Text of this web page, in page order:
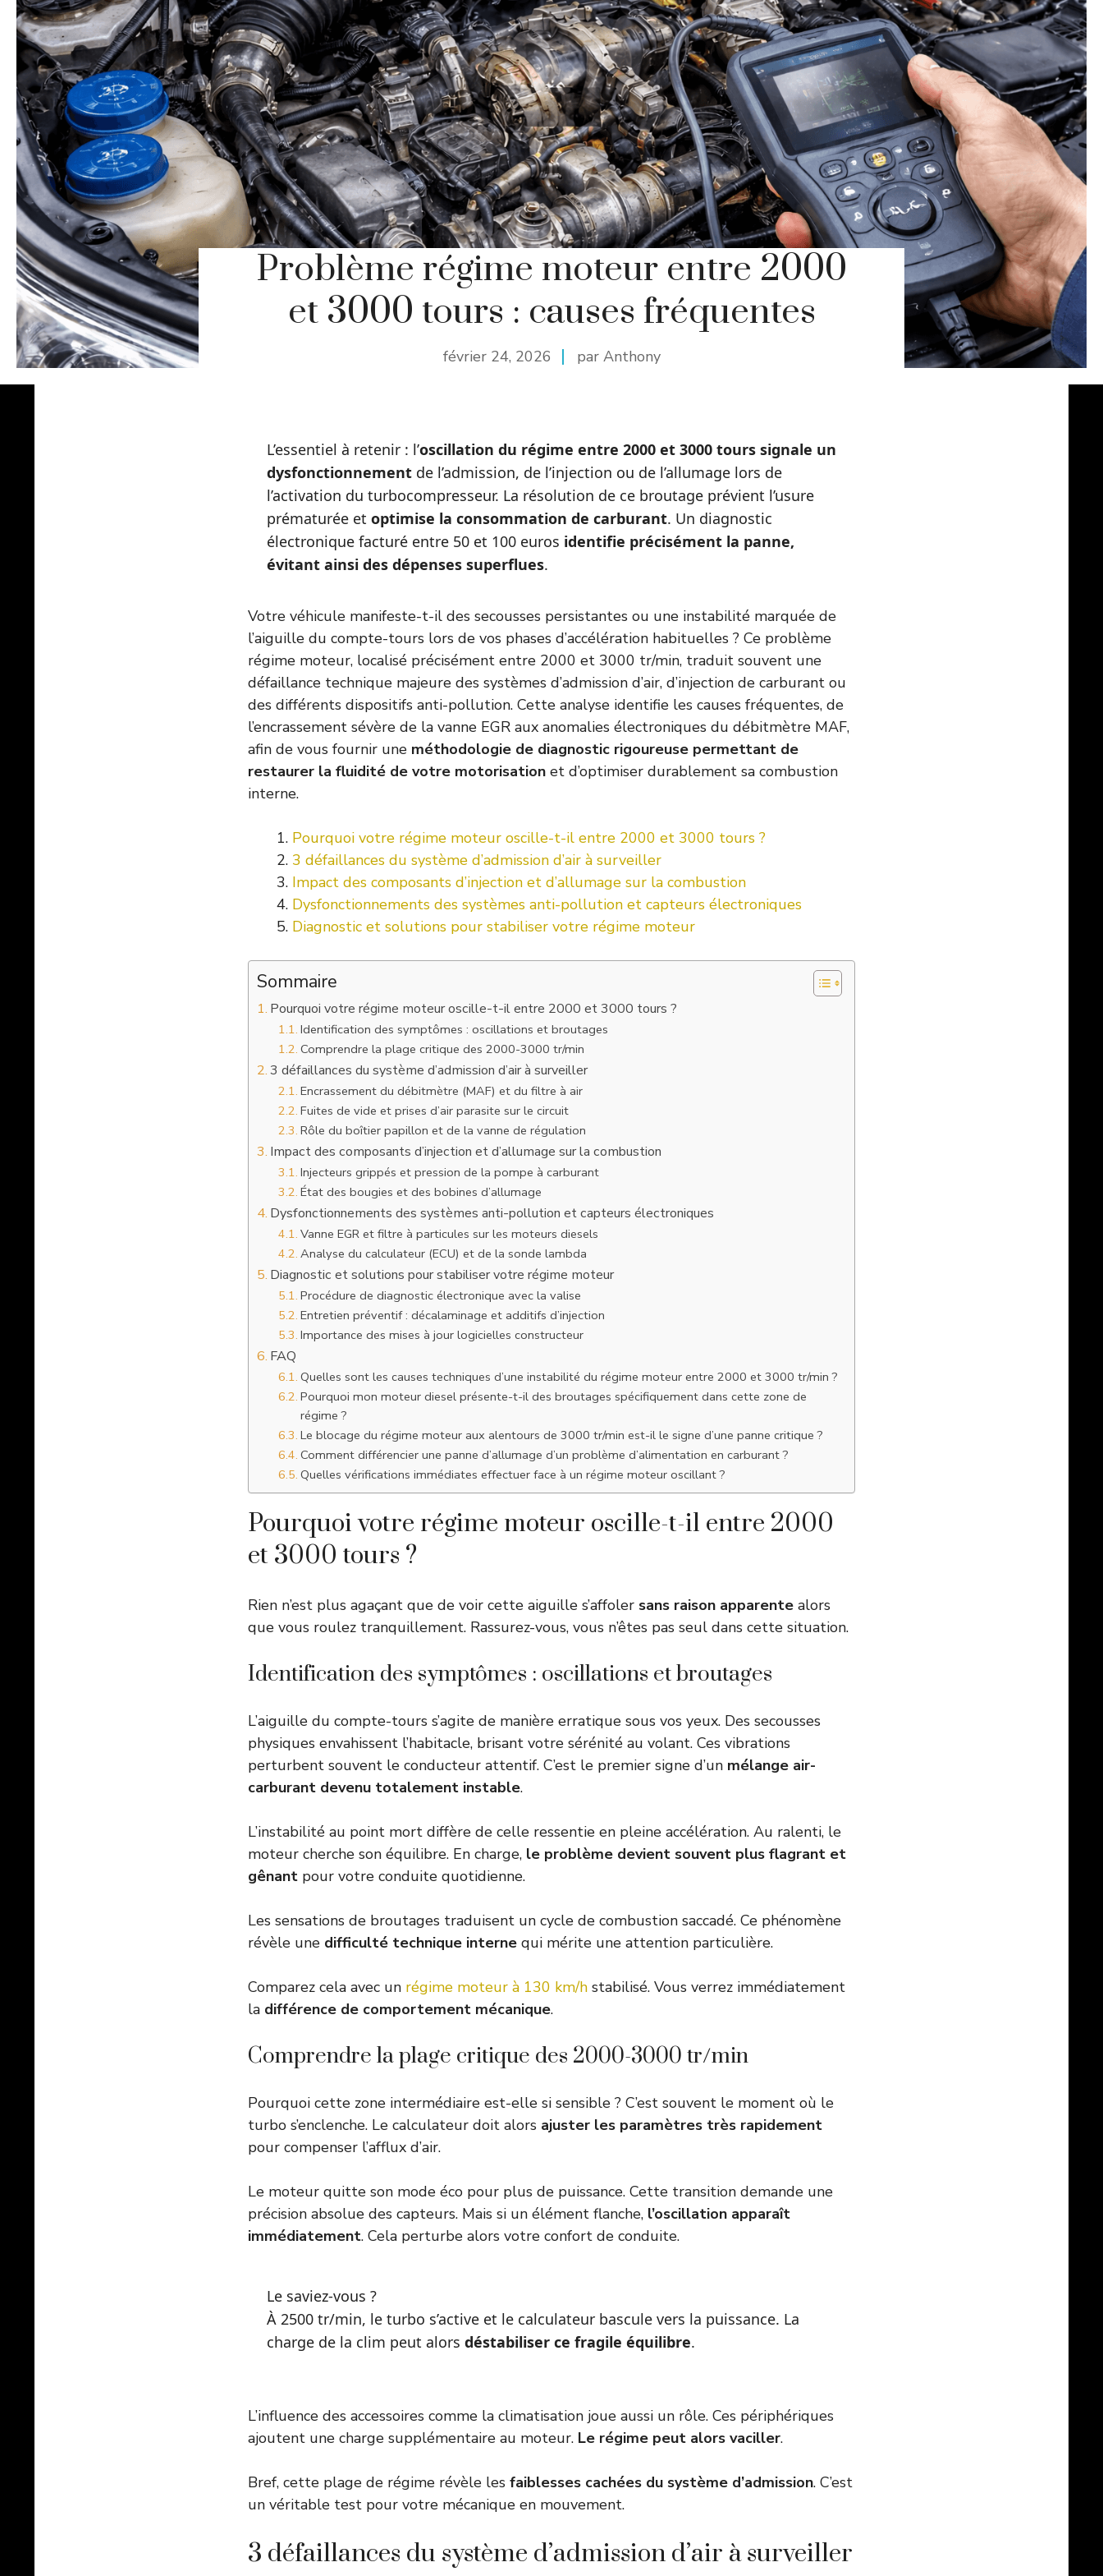
Problème régime moteur entre 2000
et 3000 tours : causes fréquentes
février 24, 2026 par Anthony
L’essentiel à retenir : l’oscillation du régime entre 2000 et 3000 tours signale un
dysfonctionnementde l’admission, de l’injection ou de l’allumage lors de
l’activation du turbocompresseur. La résolution de ce broutage prévient l’usure
prématurée et optimise la consommation de carburant. Un diagnostic
électronique facturé entre 50 et 100 euros identifie précisément la panne,
évitant ainsi des dépenses superflues.
Votre véhicule manifeste-t-il des secousses persistantes ou une instabilité marquée de
l’aiguille du compte-tours lors de vos phases d’accélération habituelles ? Ce problème
régime moteur, localisé précisément entre 2000 et 3000 tr/min, traduit souvent une
défaillance technique majeure des systèmes d’admission d’air, d’injection de carburant ou
des différents dispositifs anti-pollution. Cette analyse identifie les causes fréquentes, de
l’encrassement sévère de la vanne EGR aux anomalies électroniques du débitmètre MAF,
afin de vous fournir une méthodologie de diagnostic rigoureuse permettant de
restaurer la fluidité de votre motorisation et d’optimiser durablement sa combustion
interne.
Pourquoi votre régime moteur oscille-t-il entre 2000 et 3000 tours ?
3 défaillances du système d’admission d’air à surveiller
Impact des composants d’injection et d’allumage sur la combustion
Dysfonctionnements des systèmes anti-pollution et capteurs électroniques
Diagnostic et solutions pour stabiliser votre régime moteur
Sommaire
Pourquoi votre régime moteur oscille-t-il entre 2000 et 3000 tours ?
Identification des symptômes : oscillations et broutages
Comprendre la plage critique des 2000-3000 tr/min
3 défaillances du système d’admission d’air à surveiller
Encrassement du débitmètre (MAF) et du filtre à air
Fuites de vide et prises d’air parasite sur le circuit
Rôle du boîtier papillon et de la vanne de régulation
Impact des composants d’injection et d’allumage sur la combustion
Injecteurs grippés et pression de la pompe à carburant
État des bougies et des bobines d’allumage
Dysfonctionnements des systèmes anti-pollution et capteurs électroniques
Vanne EGR et filtre à particules sur les moteurs diesels
Analyse du calculateur (ECU) et de la sonde lambda
Diagnostic et solutions pour stabiliser votre régime moteur
Procédure de diagnostic électronique avec la valise
Entretien préventif : décalaminage et additifs d’injection
Importance des mises à jour logicielles constructeur
FAQ
Quelles sont les causes techniques d’une instabilité du régime moteur entre 2000 et 3000 tr/min ?
Pourquoi mon moteur diesel présente-t-il des broutages spécifiquement dans cette zone de
régime ?
Le blocage du régime moteur aux alentours de 3000 tr/min est-il le signe d’une panne critique ?
Comment différencier une panne d’allumage d’un problème d’alimentation en carburant ?
Quelles vérifications immédiates effectuer face à un régime moteur oscillant ?
Pourquoi votre régime moteur oscille-t-il entre 2000
et 3000 tours ?
Rien n’est plus agaçant que de voir cette aiguille s’affoler sans raison apparente alors
que vous roulez tranquillement. Rassurez-vous, vous n’êtes pas seul dans cette situation.
Identification des symptômes : oscillations et broutages
L’aiguille du compte-tours s’agite de manière erratique sous vos yeux. Des secousses
physiques envahissent l’habitacle, brisant votre sérénité au volant. Ces vibrations
perturbent souvent le conducteur attentif. C’est le premier signe d’un mélange air-
carburant devenu totalement instable.
L’instabilité au point mort diffère de celle ressentie en pleine accélération. Au ralenti, le
moteur cherche son équilibre. En charge, le problème devient souvent plus flagrant et
gênant pour votre conduite quotidienne.
Les sensations de broutages traduisent un cycle de combustion saccadé. Ce phénomène
révèle une difficulté technique interne qui mérite une attention particulière.
Comparez cela avec un régime moteur à 130 km/h stabilisé. Vous verrez immédiatement
la différence de comportement mécanique.
Comprendre la plage critique des 2000-3000 tr/min
Pourquoi cette zone intermédiaire est-elle si sensible ? C’est souvent le moment où le
turbo s’enclenche. Le calculateur doit alors ajuster les paramètres très rapidement
pour compenser l’afflux d’air.
Le moteur quitte son mode éco pour plus de puissance. Cette transition demande une
précision absolue des capteurs. Mais si un élément flanche, l’oscillation apparaît
immédiatement. Cela perturbe alors votre confort de conduite.
Le saviez-vous ?
À 2500 tr/min, le turbo s’active et le calculateur bascule vers la puissance. La
charge de la clim peut alors déstabiliser ce fragile équilibre.
L’influence des accessoires comme la climatisation joue aussi un rôle. Ces périphériques
ajoutent une charge supplémentaire au moteur. Le régime peut alors vaciller.
Bref, cette plage de régime révèle les faiblesses cachées du système d’admission. C’est
un véritable test pour votre mécanique en mouvement.
3 défaillances du système d’admission d’air à surveiller